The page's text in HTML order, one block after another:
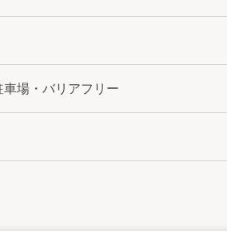
場・バリアフリー